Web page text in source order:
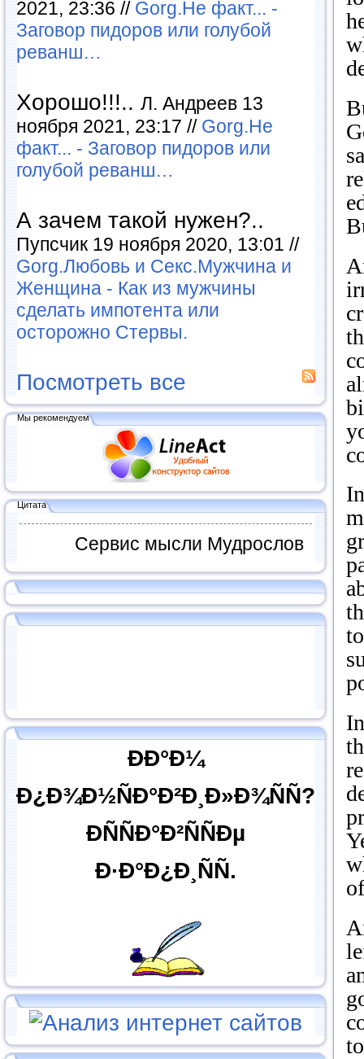
2021, 23:36 // Gorg.Не факт... -
Заговор пидоров или голубой
реванш…
Хорошо!!!.. Л. Андреев 13
ноября 2021, 23:17 // Gorg.Не
факт... - Заговор пидоров или
голубой реванш…
А зачем такой нужен?..
Пупсчик 19 ноября 2020, 13:01 //
Gorg.Любовь и Секс.Мужчина и
Женщина - Как из мужчины
сделать импотента или
осторожно Стервы.
Посмотреть все
Мы рекомендуем
Цитата
Сервис мысли Мудрослов
ÐÐ°Ð¼
Ð¿Ð¾Ð½ÑÐ°Ð²Ð¸Ð»Ð¾ÑÑ?
ÐÑÑÐ°Ð²ÑÑÐµ
Ð·Ð°Ð¿Ð¸ÑÑ.